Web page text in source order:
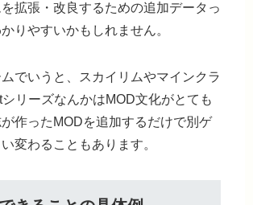
拡張・改良するための追加データ っ
りやすいかもしれません。
でいうと、スカイリムやマインクラ
リーズなんかはMOD文化がとても
作ったMODを追加するだけで別ゲ
変わることもあります。